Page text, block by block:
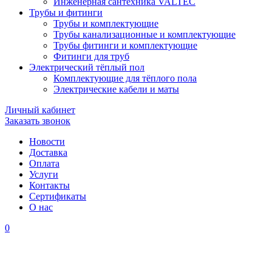
Трубы и фитинги
Трубы и комплектующие
Трубы канализационные и комплектующие
Трубы фитинги и комплектующие
Фитинги для труб
Электрический тёплый пол
Комплектующие для тёплого пола
Электрические кабели и маты
Личный кабинет
Заказать звонок
Новости
Доставка
Оплата
Услуги
Контакты
Cертификаты
О нас
0